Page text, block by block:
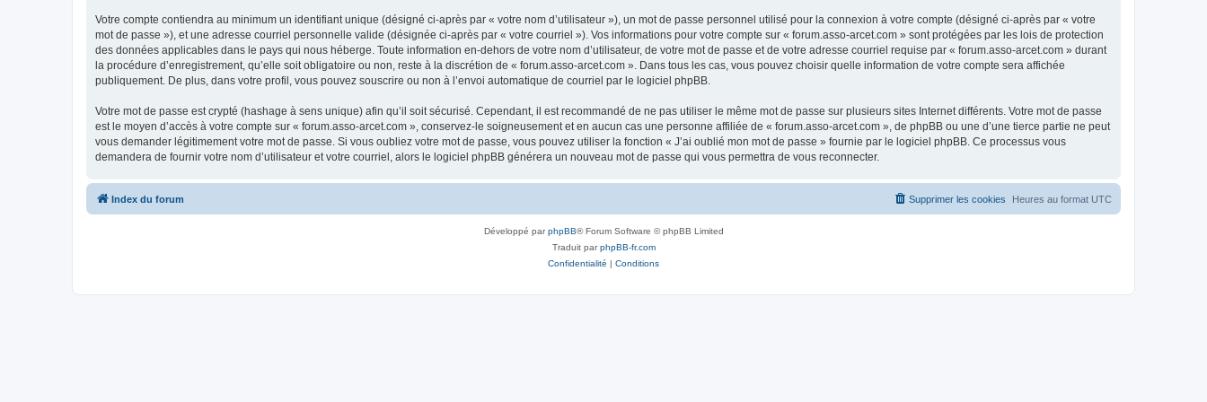
Votre compte contiendra au minimum un identifiant unique (désigné ci-après par « votre nom d’utilisateur »), un mot de passe personnel utilisé pour la connexion à votre compte (désigné ci-après par « votre
mot de passe »), et une adresse courriel personnelle valide (désignée ci-après par « votre courriel »). Vos informations pour votre compte sur « forum.asso-arcet.com » sont protégées par les lois de protection
des données applicables dans le pays qui nous héberge. Toute information en-dehors de votre nom d’utilisateur, de votre mot de passe et de votre adresse courriel requise par « forum.asso-arcet.com » durant
la procédure d’enregistrement, qu’elle soit obligatoire ou non, reste à la discrétion de « forum.asso-arcet.com ». Dans tous les cas, vous pouvez choisir quelle information de votre compte sera affichée
publiquement. De plus, dans votre profil, vous pouvez souscrire ou non à l’envoi automatique de courriel par le logiciel phpBB.
Votre mot de passe est crypté (hashage à sens unique) afin qu’il soit sécurisé. Cependant, il est recommandé de ne pas utiliser le même mot de passe sur plusieurs sites Internet différents. Votre mot de passe
est le moyen d’accès à votre compte sur « forum.asso-arcet.com », conservez-le soigneusement et en aucun cas une personne affiliée de « forum.asso-arcet.com », de phpBB ou une d’une tierce partie ne peut
vous demander légitimement votre mot de passe. Si vous oubliez votre mot de passe, vous pouvez utiliser la fonction « J’ai oublié mon mot de passe » fournie par le logiciel phpBB. Ce processus vous
demandera de fournir votre nom d’utilisateur et votre courriel, alors le logiciel phpBB générera un nouveau mot de passe qui vous permettra de vous reconnecter.
Index du forum Heures au format UTC
Supprimer les cookies
Développé parphpBB® Forum Software © phpBB Limited
Traduit parphpBB-fr.com
Confidentialité | Conditions